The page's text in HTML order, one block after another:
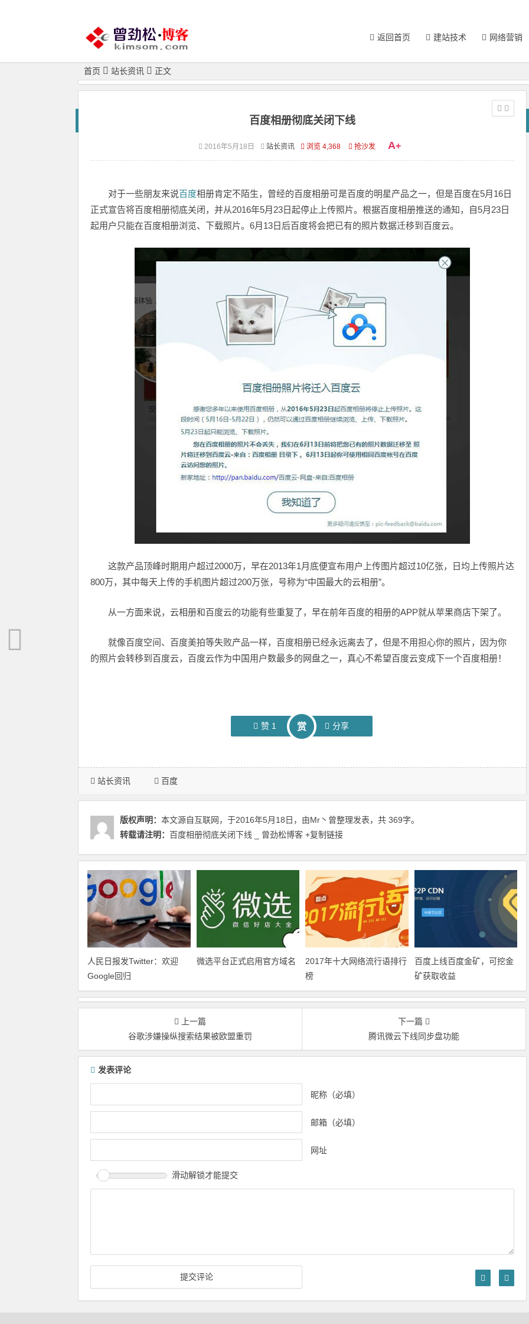
返回首页 建站技术 网络营销
首页 站长资讯 正文
百度相册彻底关闭下线
2016年5月18日 站长资讯 浏览 4,368 抢沙发 A+
对于一些朋友来说百度相册肯定不陌生，曾经的百度相册可是百度的明星产品之一，但是百度在5月16日
正式宣告将百度相册彻底关闭，并从2016年5月23日起停止上传照片。根据百度相册推送的通知，自5月23日
起用户只能在百度相册浏览、下载照片。6月13日后百度将会把已有的照片数据迁移到百度云。
这款产品顶峰时期用户超过2000万，早在2013年1月底便宣布用户上传图片超过10亿张，日均上传照片达
800万，其中每天上传的手机图片超过200万张，号称为“中国最大的云相册”。
从一方面来说，云相册和百度云的功能有些重复了，早在前年百度的相册的APP就从苹果商店下架了。
就像百度空间、百度美拍等失败产品一样，百度相册已经永远离去了，但是不用担心你的照片，因为你
的照片会转移到百度云，百度云作为中国用户数最多的网盘之一，真心不希望百度云变成下一个百度相册！
赞 1 赏 分享
站长资讯 百度
版权声明： 本文源自互联网，于2016年5月18日，由Mr丶曾整理发表，共 369字。
转载请注明： 百度相册彻底关闭下线 _ 曾劲松博客 +复制链接
人民日报发Twitter：欢迎
Google回归
微选平台正式启用官方域名
2017年十大网络流行语排行
榜
百度上线百度金矿，可挖金
矿获取收益
上一篇
谷歌涉嫌操纵搜索结果被欧盟重罚
下一篇
腾讯微云下线同步盘功能
发表评论
昵称（必填）
邮箱（必填）
网址
滑动解锁才能提交